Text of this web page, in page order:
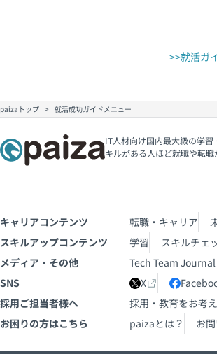
>>就活ガ
paizaトップ 就活成功ガイドメニュー
IT人材向け国内最大級の学
キルがある人ほど就職や転
キャリアコンテンツ 転職・キャリア
スキルアップコンテンツ
学習 スキルチェ
メディア・その他
Tech Team Journal
SNS
X
採用ご担当者様へ
採用・教育をお考
お困りの方はこちら
paizaとは？ お